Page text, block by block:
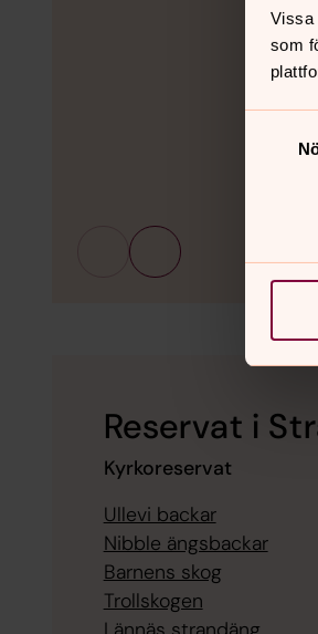
Vissa
som
Reservat i
Kyrkoreservat
Ullevi backar
Nibble ängsbackar
Barnens skog
Trollskogen